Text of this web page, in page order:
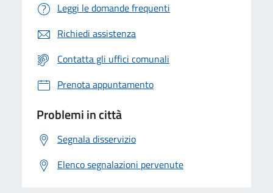
Leggi le domande frequenti
Richiedi assistenza
Contatta gli uffici comunali
Prenota appuntamento
Problemi in città
Segnala disservizio
Elenco segnalazioni pervenute